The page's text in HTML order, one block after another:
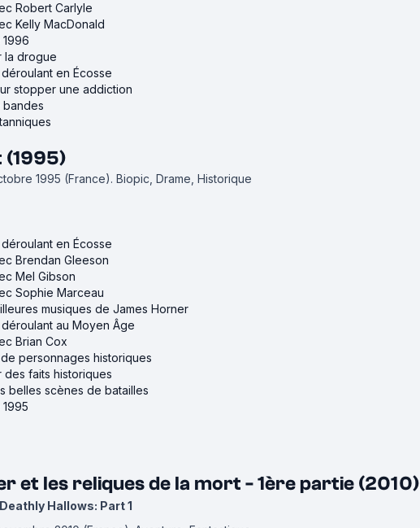
Robert Carlyle
Kelly MacDonald
la drogue
en Écosse
stopper une addiction
bandes
(1995)
1995 (France). Biopic, Drame, Historique
en Écosse
Brendan Gleeson
Mel Gibson
Sophie Marceau
musiques de James Horner
au Moyen Âge
Brian Cox
personnages historiques
des faits historiques
belles scènes de batailles
et les reliques de la mort - 1ère partie (2010)
Hallows: Part 1